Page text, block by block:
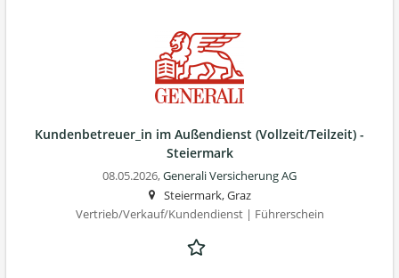
Kundenbetreuer_in im Außendienst (Vollzeit/Teilzeit) -
Steiermark
08.05.2026,Generali Versicherung AG
Steiermark, Graz
Vertrieb/Verkauf/Kundendienst | Führerschein